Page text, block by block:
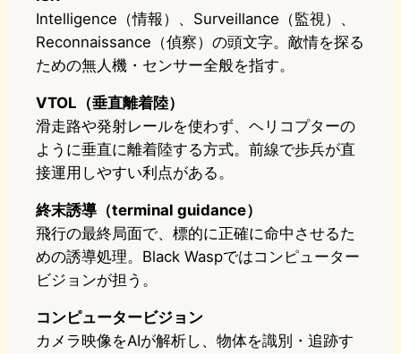
Intelligence（情報）、Surveillance（監視）、
Reconnaissance（偵察）の頭文字。敵情を探る
ための無人機・センサー全般を指す。
VTOL（垂直離着陸）
滑走路や発射レールを使わず、ヘリコプターの
ように垂直に離着陸する方式。前線で歩兵が直
接運用しやすい利点がある。
終末誘導（terminal guidance）
飛行の最終局面で、標的に正確に命中させるた
めの誘導処理。Black Waspではコンピューター
ビジョンが担う。
コンピュータービジョン
カメラ映像をAIが解析し、物体を識別・追跡す